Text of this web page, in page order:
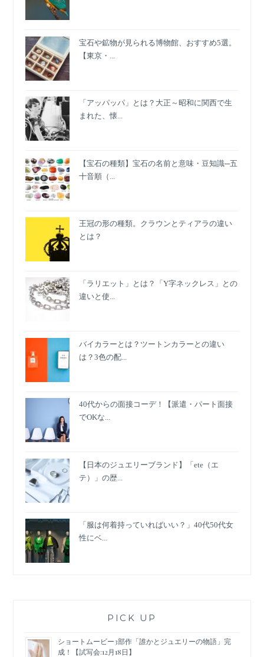
を
の
宝石や鉱物が見られる博物館、おすすめ5選。
【東京・...
「アッパッパ」とは？大正～昭和に関西で生
まれた、懐...
【宝石の種類】宝石の名前と意味・豆知識─五
十音順（...
王冠の形の種類。クラウンとティアラの違い
とは？
「ラリエット」とは？「Y字ネックレス」との
違いと使...
バイカラーとは？ツートンカラーとの違い
は？3色の配...
40代からの面接コーデ！【派遣・パート面接
でOKな...
【日本のジュエリーブランド】「ete（エ
テ）」の歴...
「服は何着持っていればいい？」40代50代女
性にベ...
PICK UP
ショートムービー3部作「誰かとジュエリーの物語」完
成！【試写会:12月18日】